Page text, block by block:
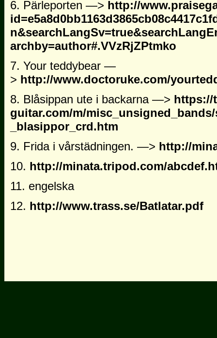
6. Pärleporten —> http://
archby=author#.VVzRjZPtmko
7. Your teddybear —
> http://www.doctoruke.com/
8. Blåsippan ute i backarna —> https://
guitar.com/m/
_blasippor_crd.htm
9. Frida i vårstädningen. —> http://
10. http://minata.tripod.com/
11. engelska
12. http://www.trass.se/Batlatar.pdf